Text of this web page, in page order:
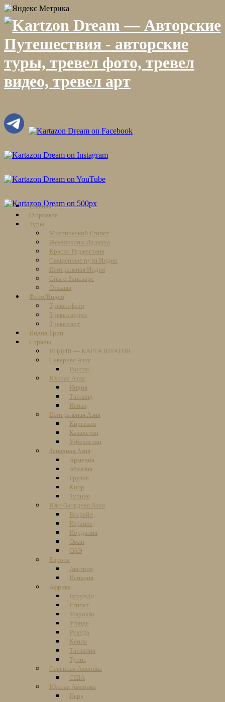
Skip
content
Главная
О проекте
Туры
Мистический Египет
Жемчужины Ладакха
Краски Раджастана
Священные пути Индии
Центральная Индия
Сны о Занскаре
Отзывы
Фото/Видео
Тревел фото
Тревел видео
Тревел арт
Индия Трип
Страны
ИНДИЯ — КАРТА ШТАТОВ
Северная Азия
Россия
Южная Азия
Индия
Таиланд
Непал
Центральная Азия
Киргизия
Казахстан
Узбекистан
Западная Азия
Армения
Абхазия
Грузия
Кипр
Турция
Юго-Западная Азия
Бахрейн
Израиль
Иордания
Оман
ОАЭ
Европа
Австрия
Испания
Африка
Бурунди
Египет
Марокко
Уганда
Руанда
Кения
Танзания
Тунис
Северная Америка
США
Южная Америка
Перу